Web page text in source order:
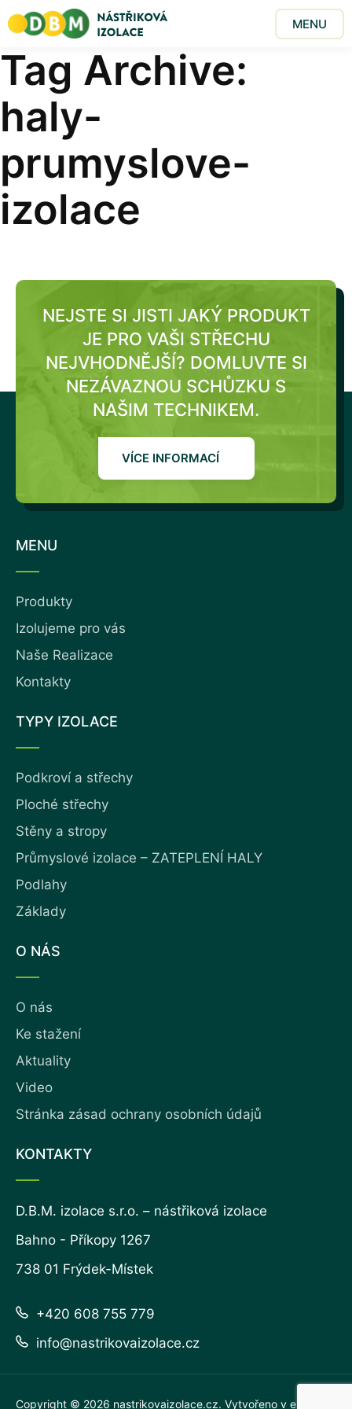
MENU
Tag Archive:
haly-
prumyslove-
izolace
NEJSTE SI JISTI JAKÝ PRODUKT
JE PRO VAŠI STŘECHU
NEJVHODNĚJŠÍ? DOMLUVTE SI
NEZÁVAZNOU SCHŮZKU S
NAŠIM TECHNIKEM.
VÍCE INFORMACÍ
MENU
Produkty
Izolujeme pro vás
Naše Realizace
Kontakty
TYPY IZOLACE
Podkroví a střechy
Ploché střechy
Stěny a stropy
Průmyslové izolace – ZATEPLENÍ HALY
Podlahy
Základy
O NÁS
O nás
Ke stažení
Aktuality
Video
Stránka zásad ochrany osobních údajů
KONTAKTY
D.B.M. izolace s.r.o. – nástřiková izolace
Bahno - Příkopy 1267
738 01 Frýdek-Místek
+420 608 755 779
info@nastrikovaizolace.cz
Copyright © 2026 nastrikovaizolace.cz. Vytvořeno v eline.cz